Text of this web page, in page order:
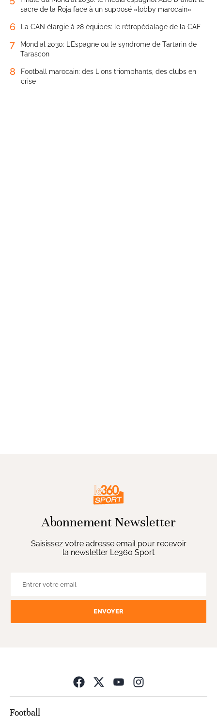
sacre de la Roja face à un supposé «lobby marocain»
6 La CAN élargie à 28 équipes: le rétropédalage de la CAF
7
Mondial 2030: L’Espagne ou le syndrome de Tartarin de
Tarascon
8
Football marocain: des Lions triomphants, des clubs en
crise
Abonnement Newsletter
Saisissez votre adresse email pour recevoir
la newsletter Le360 Sport
ENVOYER
Football